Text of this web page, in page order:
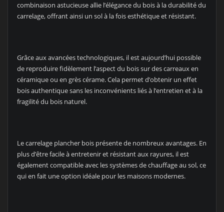
combinaison astucieuse allie l’élégance du bois à la durabilité du
carrelage, offrant ainsi un sol à la fois esthétique et résistant.
Grâce aux avancées technologiques, il est aujourd’hui possible
de reproduire fidèlement l’aspect du bois sur des carreaux en
céramique ou en grès cérame. Cela permet d’obtenir un effet
bois authentique sans les inconvénients liés à l’entretien et à la
fragilité du bois naturel.
Le carrelage plancher bois présente de nombreux avantages. En
plus d’être facile à entretenir et résistant aux rayures, il est
également compatible avec les systèmes de chauffage au sol, ce
qui en fait une option idéale pour les maisons modernes.